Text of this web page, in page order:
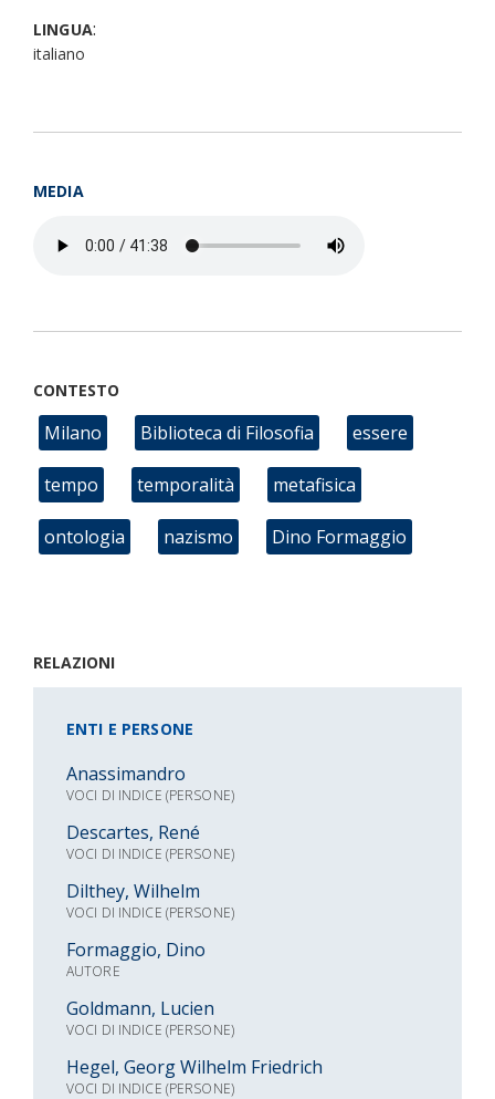
LINGUA:
italiano
MEDIA
CONTESTO
Milano Biblioteca di Filosofia essere
tempo temporalità metafisica
ontologia nazismo Dino Formaggio
RELAZIONI
ENTI E PERSONE
Anassimandro
VOCI DI INDICE (PERSONE)
Descartes, René
VOCI DI INDICE (PERSONE)
Dilthey, Wilhelm
VOCI DI INDICE (PERSONE)
Formaggio, Dino
AUTORE
Goldmann, Lucien
VOCI DI INDICE (PERSONE)
Hegel, Georg Wilhelm Friedrich
VOCI DI INDICE (PERSONE)